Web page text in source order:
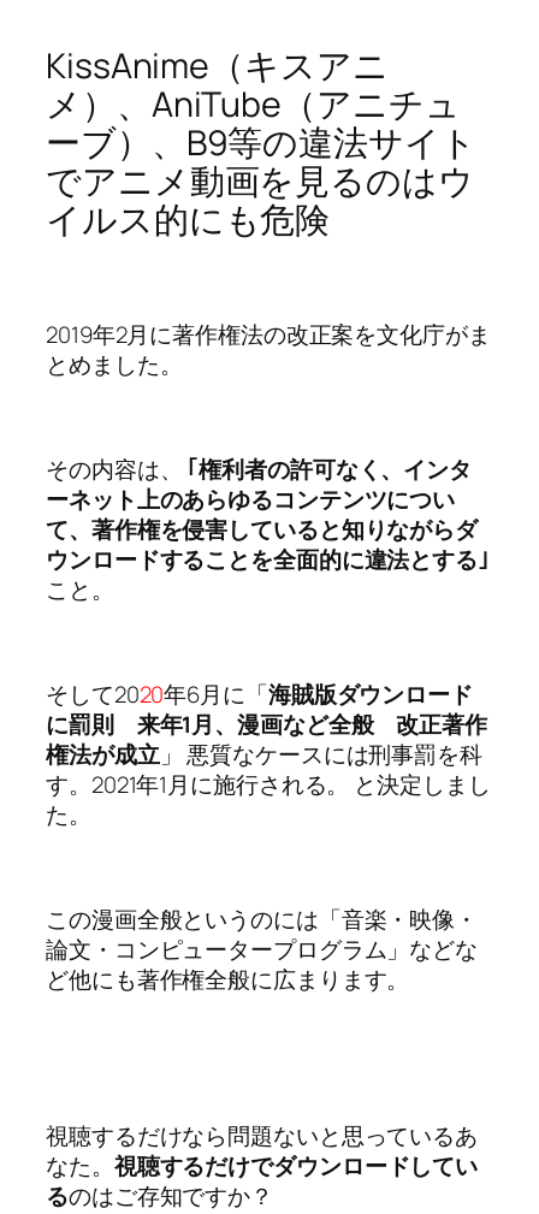
KissAnime（キスアニ
メ）、AniTube（アニチュ
ーブ）、B9等の違法サイト
でアニメ動画を見るのはウ
イルス的にも危険
2019年2月に著作権法の改正案を文化庁がま
とめました。
その内容は、 ｢権利者の許可なく、インタ
ーネット上のあらゆるコンテンツについ
て、著作権を侵害していると知りながらダ
ウンロードすることを全面的に違法とする｣
こと。
そして2020年6月に「海賊版ダウンロード
に罰則 来年1月、漫画など全般 改正著作
権法が成立」 悪質なケースには刑事罰を科
す。2021年1月に施行される。 と決定しまし
た。
この漫画全般というのには「音楽・映像・
論文・コンピュータープログラム」などな
ど他にも著作権全般に広まります。
視聴するだけなら問題ないと思っているあ
なた。 視聴するだけでダウンロードしてい
るのはご存知ですか？